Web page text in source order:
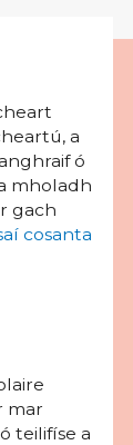
a
ó
mholadh
gach
cosanta
mar
teilifíse a